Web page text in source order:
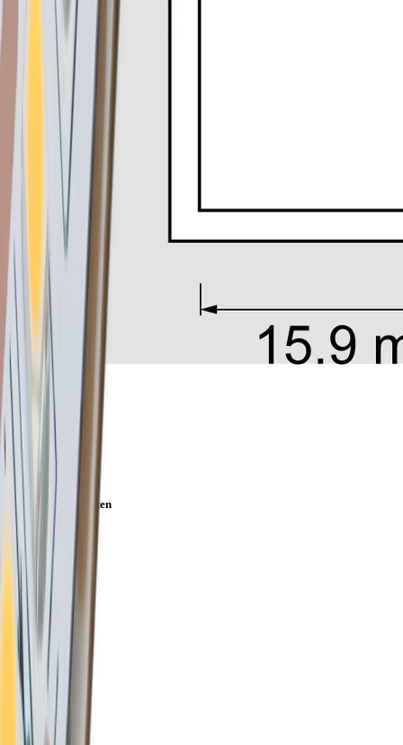
Artikeleigenschaften
Farbe
Alufarbig
Länge
6000 mm
Breite
20 mm
Einbaubreite